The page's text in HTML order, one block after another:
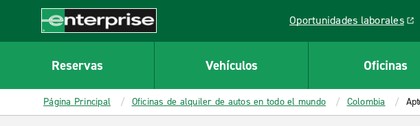
CONTENT
Enterprise
Oportunidades laborales
Link opens in a new window
Reservas Vehículos Oficinas
Página Principal Oficinas de alquiler de autos en todo el mundo Colombia